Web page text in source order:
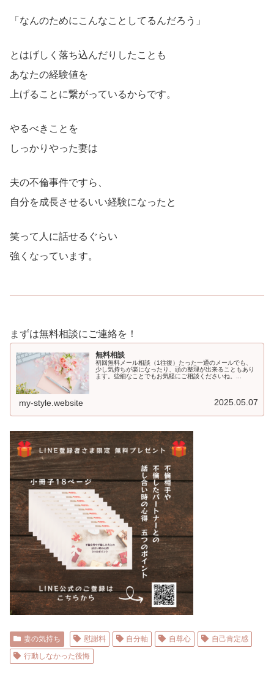
「なんのためにこんなことしてるんだろう」
とはげしく落ち込んだりしたことも
あなたの経験値を
上げることに繋がっているからです。
やるべきことを
しっかりやった妻は
夫の不倫事件ですら、
自分を成長させるいい経験になったと
笑って人に話せるぐらい
強くなっています。
まずは無料相談にご連絡を！
無料相談
初回無料メール相談（1往復）たった一通のメールでも、
少し気持ちが楽になったり、頭の整理が出来ることもあり
ます。些細なことでもお気軽にご相談くださいね。...
my-style.website 2025.05.07
妻の気持ち 慰謝料 自分軸 自尊心
自己肯定感
行動しなかった後悔